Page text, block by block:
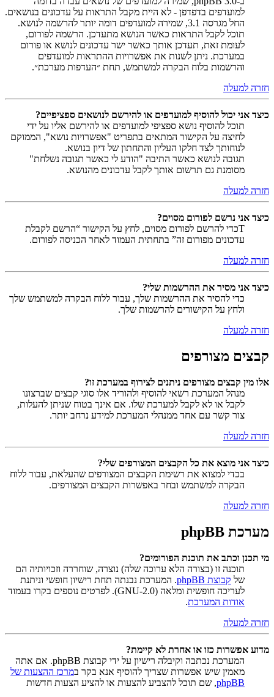
למועדפים בדפדפן - לא היית מקבל התראות על עדכונים בנושאים.
החל מגרסה 3.1, שמירה למועדפים דומה יותר להרשמה לנושא.
תוכל לקבל התראות כאשר הנושא מתעדכן. הרשמה לפורום,
לעומת זאת, תעדכן אותך כאשר ישר עדכונים לנושא או פורום
במערכת. ניתן לשנות את אפשרויות ההתראות למועדפים
והרשמות בלוח הבקרה למשתמש, תחת ״העדפות מערכת״.
חזרה למעלה
כיצד אני יכול להוסיף למועדפים או להירשם לנושאים ספציפיים?
תוכל להוסיף נושא ספציפי למועדפים או להירשם אליו על ידי
לחיצה על הקישור המתאים בתפריט "אפשרויות נושא", הממוקם
לנוחותך לצד חלקו העליון והתחתון של דיון בנושא.
תגובה לנושא כאשר התיבה "הודע לי כאשר תגובה נשלחת"
מסומנת גם תרשום אותך לקבל עדכונים מהנושא.
חזרה למעלה
כיצד אני נרשם לפורום מסוים?
Tכדי להרשם לפורום מסוים, לחץ על הקישור “הרשם לקבלת
עדכונים מפורום זה” בתחתית העמוד לאחר הכניסה לפורום.
חזרה למעלה
כיצד אני מסיר את ההרשמות שלי?
כדי להסיר את ההרשמות שלך, עבור ללוח הבקרה למשתמש שלך
ולחץ על הקישורים להרשמות שלך.
חזרה למעלה
קבצים מצורפים
אלו מין קבצים מצורפים ניתנים לצירוף במערכת זו?
מנהל המערכת רשאי להוסיף ולהוריד אלו סוגי קבצים שברצונו
לקבל או לא לקבל למערכת שלו. אם אינך בטוח שניתן להעלות,
צור קשר עם אחד ממנהלי המערכת למידע נרחב יותר.
חזרה למעלה
כיצד אני מוצא את כל הקבצים המצורפים שלי?
בכדי למצוא את רשימת הקבצים המצורפים שהעלאת, עבור ללוח
הבקרה למשתמש ובחר באפשרות הקבצים המצורפים.
חזרה למעלה
מערכת phpBB
מי תכנן וכתב את תוכנת הפורומים?
תוכנה זו (בצורה הלא ערוכה שלה) נוצרה, שוחררה וזכויותיה הם
של קבוצת phpBB
. המערכת נבנתה תחת רישיון חופשי וניתנת
לעריכה חופשית ומלאה (GNU-2.0). לפרטים נוספים בקרו בעמוד
אודות המערכת.
חזרה למעלה
מדוע אפשרות כזו או אחרת לא קיימת?
המערכת נכתבה וקיבלה רישיון על ידי קבוצת phpBB. אם אתה
מאמין שיש אפשרות שצריך להוסיף אנא בקר במרכז ההצעות של
phpBB, שם תוכל להצביע להצעות או להציע הצעות חדשות